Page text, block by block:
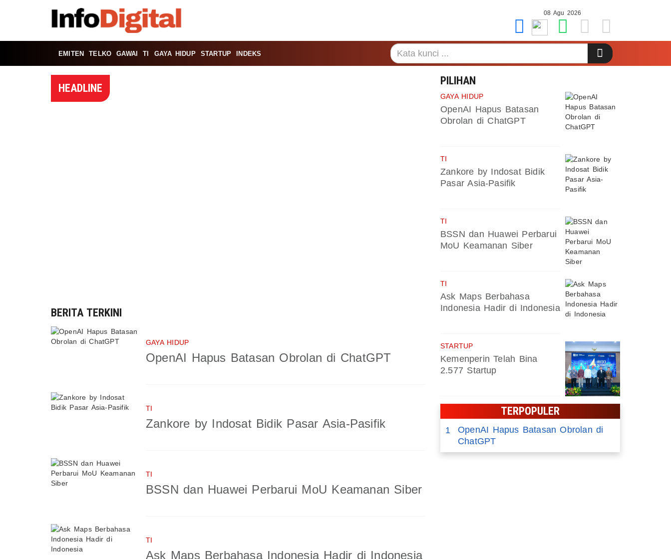
08 Agu 2026
EMITEN TELKO GAWAI TI GAYA HIDUP STARTUP INDEKS
HEADLINE
BERITA TERKINI
GAYA HIDUP
OpenAI Hapus Batasan Obrolan di ChatGPT
TI
Zankore by Indosat Bidik Pasar Asia-Pasifik
TI
BSSN dan Huawei Perbarui MoU Keamanan Siber
TI
Ask Maps Berbahasa Indonesia Hadir di Indonesia
PILIHAN
GAYA HIDUP
OpenAI Hapus Batasan
Obrolan di ChatGPT
TI
Zankore by Indosat Bidik
Pasar Asia-Pasifik
TI
BSSN dan Huawei Perbarui
MoU Keamanan Siber
TI
Ask Maps Berbahasa
Indonesia Hadir di Indonesia
STARTUP
Kemenperin Telah Bina
2.577 Startup
TERPOPULER
1
OpenAI Hapus Batasan Obrolan di
ChatGPT